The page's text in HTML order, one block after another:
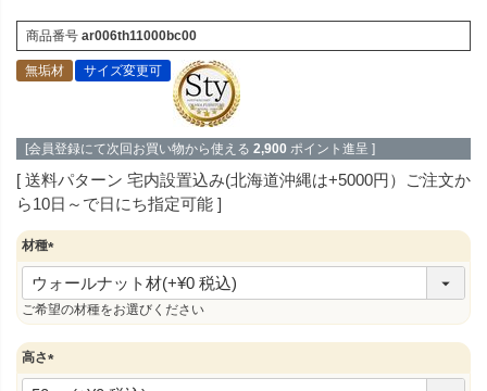
商品番号 ar006th11000bc00
無垢材 サイズ変更可
[会員登録にて次回お買い物から使える 2,900 ポイント進呈 ]
送料パターン 宅内設置込み(北海道沖縄は+5000円）ご注文か
ら10日～で日にち指定可能
材種
(
必
須
)
ご希望の材種をお選びください
高さ
(